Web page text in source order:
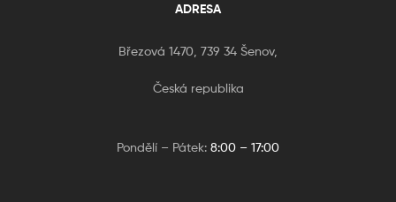
ADRESA
Březová 1470, 739 34 Šenov,
Česká republika
Pondělí – Pátek: 8:00 – 17:00